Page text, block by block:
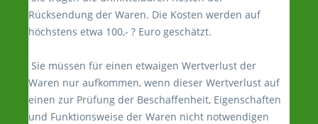
Rücksendung der Waren. Die Kosten werden auf
höchstens etwa 100,- ? Euro geschätzt.
Sie müssen für einen etwaigen Wertverlust der
Waren nur aufkommen, wenn dieser Wertverlust auf
einen zur Prüfung der Beschaffenheit, Eigenschaften
und Funktionsweise der Waren nicht notwendigen